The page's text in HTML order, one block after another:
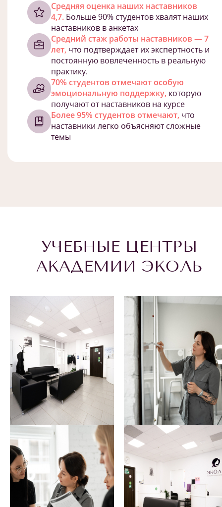
Cредняя оценка наших наставников
4,7. Больше 90% студентов хвалят наших
наставников в анкетах
Средний стаж работы наставников — 7
лет, что подтверждает их экспертность и
постоянную вовлеченность в реальную
практику.
70% студентов отмечают особую
эмоциональную поддержку, которую
получают от наставников на курсе
Более 95% студентов отмечают, что
наставники легко объясняют сложные
темы
УЧЕБНЫЕ ЦЕНТРЫ
АКАДЕМИИ ЭКОЛЬ